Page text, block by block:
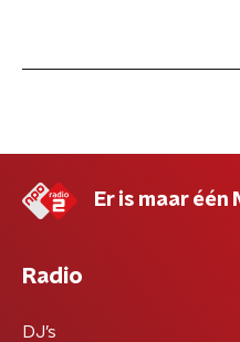
Er is maar één
Radio
DJ’s